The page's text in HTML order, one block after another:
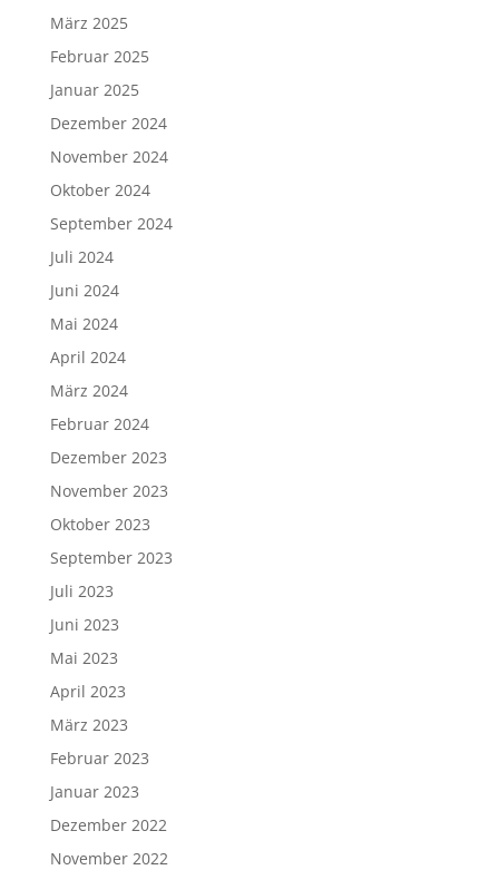
März 2025
Februar 2025
Januar 2025
Dezember 2024
November 2024
Oktober 2024
September 2024
Juli 2024
Juni 2024
Mai 2024
April 2024
März 2024
Februar 2024
Dezember 2023
November 2023
Oktober 2023
September 2023
Juli 2023
Juni 2023
Mai 2023
April 2023
März 2023
Februar 2023
Januar 2023
Dezember 2022
November 2022